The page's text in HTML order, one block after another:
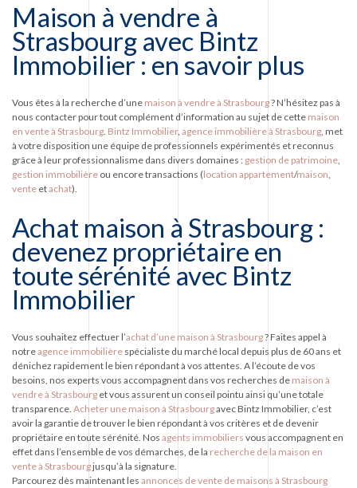
Maison à vendre à
Strasbourg avec Bintz
Immobilier : en savoir plus
Vous êtes à la recherche d’une maison à vendre à Strasbourg? N’hésitez pas à
nous contacter pour tout complément d’information au sujet de cette maison
en vente à Strasbourg. Bintz Immobilier, agence immobilière à Strasbourg, met
à votre disposition une équipe de professionnels expérimentés et reconnus
grâce à leur professionnalisme dans divers domaines : gestion de patrimoine,
gestion immobilière ou encore transactions (location appartement/maison,
vente etachat).
Achat maison à Strasbourg :
devenez propriétaire en
toute sérénité avec Bintz
Immobilier
Vous souhaitez effectuer l’achat d’une maison à Strasbourg? Faites appel à
notreagence immobilière spécialiste du marché local depuis plus de 60 ans et
dénichez rapidement le bien répondant à vos attentes. A l’écoute de vos
besoins, nos experts vous accompagnent dans vos recherches de maison à
vendre à Strasbourg et vous assurent un conseil pointu ainsi qu’une totale
transparence. Acheter une maison à Strasbourgavec Bintz Immobilier, c’est
avoir la garantie de trouver le bien répondant à vos critères et de devenir
propriétaire en toute sérénité. Nos agents immobiliers vous accompagnent en
effet dans l’ensemble de vos démarches, de la recherche de la maison en
vente à Strasbourgjusqu’à la signature.
Parcourez dès maintenant les annonces devente de maisons à Strasbourg